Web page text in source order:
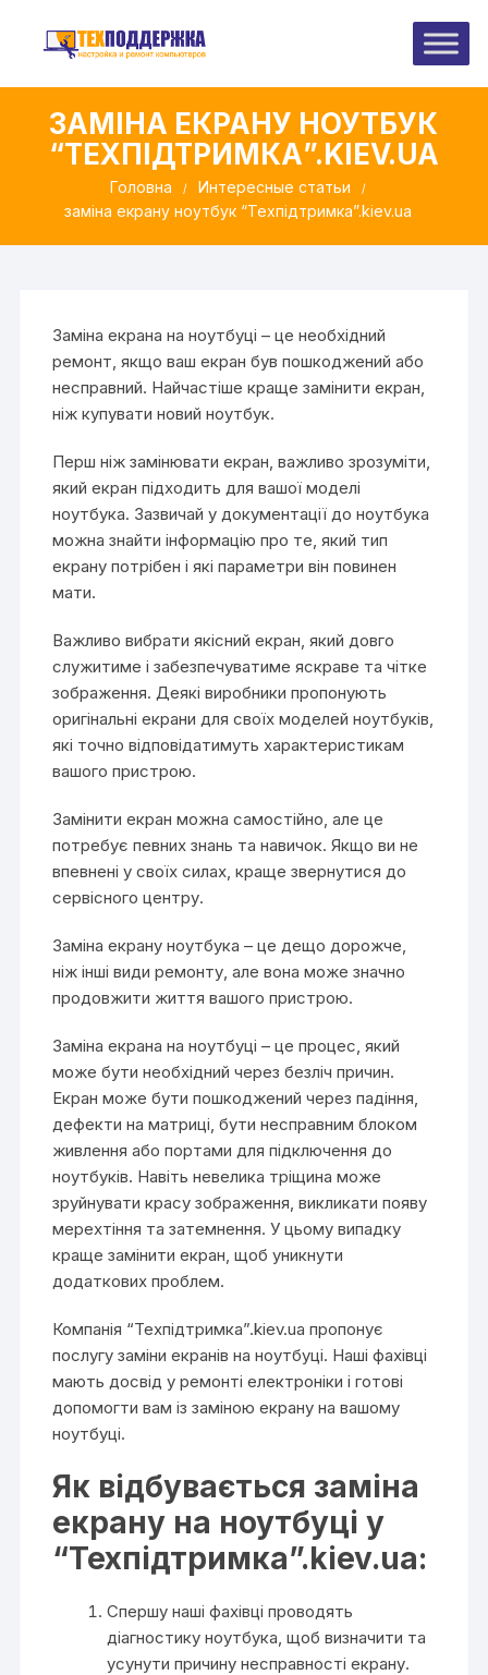
ЗАМІНА ЕКРАНУ НОУТБУК
“ТЕХПІДТРИМКА”.KIEV.UA
Головна
Интересные статьи
заміна екрану ноутбук “Техпідтримка”.kiev.ua
Заміна екрана на ноутбуці – це необхідний
ремонт, якщо ваш екран був пошкоджений або
несправний. Найчастіше краще замінити екран,
ніж купувати новий ноутбук.
Перш ніж замінювати екран, важливо зрозуміти,
який екран підходить для вашої моделі
ноутбука. Зазвичай у документації до ноутбука
можна знайти інформацію про те, який тип
екрану потрібен і які параметри він повинен
мати.
Важливо вибрати якісний екран, який довго
служитиме і забезпечуватиме яскраве та чітке
зображення. Деякі виробники пропонують
оригінальні екрани для своїх моделей ноутбуків,
які точно відповідатимуть характеристикам
вашого пристрою.
Замінити екран можна самостійно, але це
потребує певних знань та навичок. Якщо ви не
впевнені у своїх силах, краще звернутися до
сервісного центру.
Заміна екрану ноутбука – це дещо дорожче,
ніж інші види ремонту, але вона може значно
продовжити життя вашого пристрою.
Заміна екрана на ноутбуці – це процес, який
може бути необхідний через безліч причин.
Екран може бути пошкоджений через падіння,
дефекти на матриці, бути несправним блоком
живлення або портами для підключення до
ноутбуків. Навіть невелика тріщина може
зруйнувати красу зображення, викликати появу
мерехтіння та затемнення. У цьому випадку
краще замінити екран, щоб уникнути
додаткових проблем.
Компанія “Техпідтримка”.kiev.ua пропонує
послугу заміни екранів на ноутбуці. Наші фахівці
мають досвід у ремонті електроніки і готові
допомогти вам із заміною екрану на вашому
ноутбуці.
Як відбувається заміна
екрану на ноутбуці у
“Техпідтримка”.kiev.ua:
Спершу наші фахівці проводять
діагностику ноутбука, щоб визначити та
усунути причину несправності екрану.